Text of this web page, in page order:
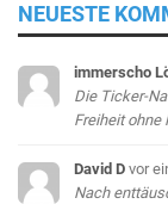
NEUESTE
immerscho
Die Ticker-
Freiheit ohne
David D vor
Nach